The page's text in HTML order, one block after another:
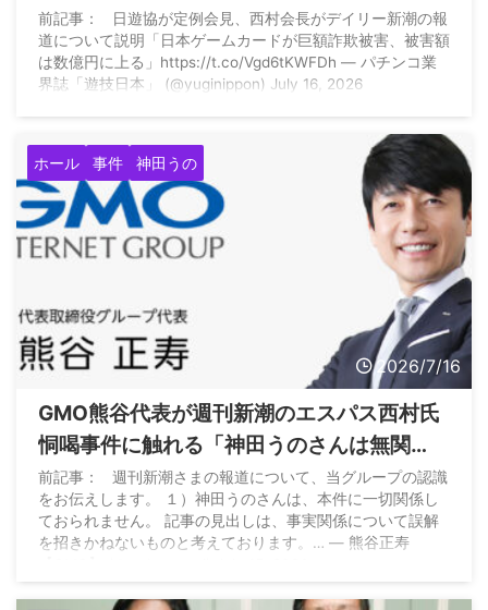
は、日本ゲームカードへの数億円被害とな
っている模様
前記事： 日遊協が定例会見、西村会長がデイリー新潮の報
道について説明「日本ゲームカードが巨額詐欺被害、被害額
は数億円に上る」https://t.co/Vgd6tKWFDh — パチンコ業
界誌「遊技日本」 (@yuginippon) July 16, 2026
ホール 事件 神田うの
2026/7/16
GMO熊谷代表が週刊新潮のエスパス西村氏
恫喝事件に触れる「神田うのさんは無関
係、西村拓郎さんは被害者、当局に相談し
ている」
前記事： 週刊新潮さまの報道について、当グループの認識
をお伝えします。 １）神田うのさんは、本件に一切関係し
ておられません。 記事の見出しは、事実関係について誤解
を招きかねないものと考えております。… — 熊谷正寿